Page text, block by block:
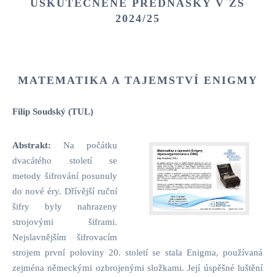
USKUTEČNĚNÉ PŘEDNÁŠKY V ZS
2024/25
MATEMATIKA A TAJEMSTVÍ ENIGMY
Filip Soudský (TUL)
Abstrakt: Na počátku
dvacátého století se
metody šifrování posunuly
do nové éry. Dřívější ruční
šifry byly nahrazeny
strojovými šiframi.
Nejslavnějším šifrovacím
strojem první poloviny 20. století se stala Enigma, používaná
zejména německými ozbrojenými složkami. Její úspěšné luštění